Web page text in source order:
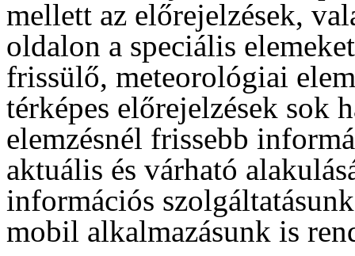
mellett az előrejelzések,
oldalon a speciális
frissülő, meteorológiai
térképes előrejelzések sok
elemzésnél frissebb
aktuális és várható
információs
mobil alkalmazásunk is